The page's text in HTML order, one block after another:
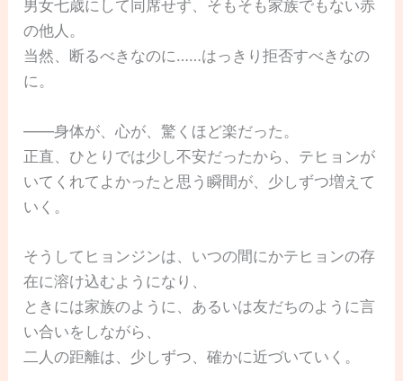
男女七歳にして同席せず、そもそも家族でもない赤
の他人。
当然、断るべきなのに……はっきり拒否すべきなの
に。
――身体が、心が、驚くほど楽だった。
正直、ひとりでは少し不安だったから、テヒョンが
いてくれてよかったと思う瞬間が、少しずつ増えて
いく。
そうしてヒョンジンは、いつの間にかテヒョンの存
在に溶け込むようになり、
ときには家族のように、あるいは友だちのように言
い合いをしながら、
二人の距離は、少しずつ、確かに近づいていく。